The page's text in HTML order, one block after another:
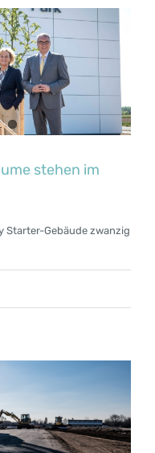
stehen im
Starter-Gebäude zwanzig